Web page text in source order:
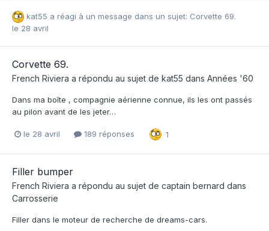
kat55 a réagi à un message dans un sujet: Corvette 69.
le 28 avril
Corvette 69.
French Riviera a répondu au sujet de kat55 dans Années '60
Dans ma boîte , compagnie aérienne connue, ils les ont passés
au pilon avant de les jeter…
le 28 avril 189 réponses 1
Filler bumper
French Riviera a répondu au sujet de captain bernard dans
Carrosserie
Filler dans le moteur de recherche de dreams-cars.